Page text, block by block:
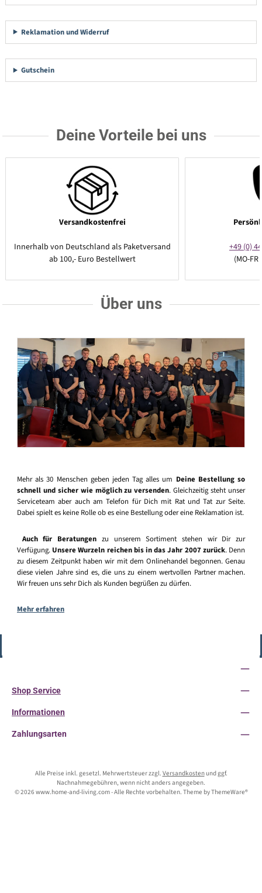
Reklamation und Widerruf
Gutschein
Deine Vorteile bei uns
Versandkostenfrei
Innerhalb von Deutschland als Paketversand
ab 100,- Euro Bestellwert
+49 (0)
(MO-
Über uns
Mehr als 30 Menschen geben jeden Tag alles um Deine Bestellung so
schnell und sicher wie möglich zu versenden. Gleichzeitig steht unser
Serviceteam aber auch am Telefon für Dich mit Rat und Tat zur Seite.
Dabei spielt es keine Rolle ob es eine Bestellung oder eine Reklamation ist.
Auch für Beratungen zu unserem Sortiment stehen wir Dir zur
Verfügung. Unsere Wurzeln reichen bis in das Jahr 2007 zurück. Denn
zu diesem Zeitpunkt haben wir mit dem Onlinehandel begonnen. Genau
diese vielen Jahre sind es, die uns zu einem wertvollen Partner machen.
Wir freuen uns sehr Dich als Kunden begrüßen zu dürfen.
Mehr erfahren
Shop Service
Informationen
Zahlungsarten
Alle Preise inkl. gesetzl. Mehrwertsteuer zzgl. Versandkostenund ggf.
Nachnahmegebühren, wenn nicht anders angegeben.
© 2026 www.home-and-living.com - Alle Rechte vorbehalten. Theme byThemeWare®